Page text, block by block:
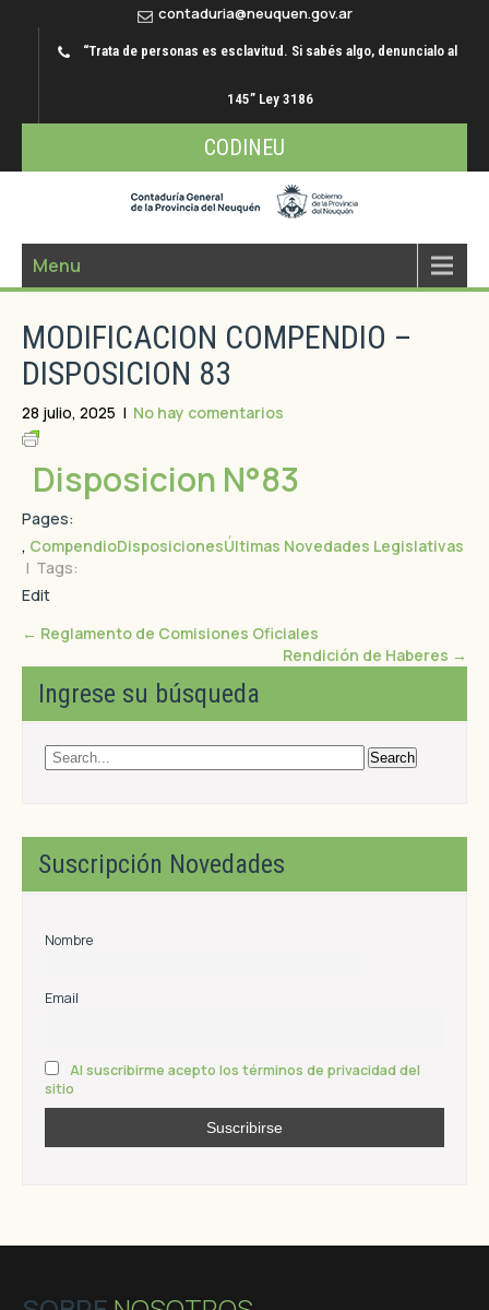
contaduria@neuquen.gov.ar
“Trata de personas es esclavitud. Si sabés algo, denuncialo al
145” Ley 3186
CODINEU
Menu
MODIFICACION COMPENDIO –
DISPOSICION 83
28 julio, 2025 | No hay comentarios
Disposicion N°83
Pages:
, CompendioDisposicionesÚltimas Novedades Legislativas
| Tags:
Edit
← Reglamento de Comisiones Oficiales
Rendición de Haberes →
Ingrese su búsqueda
Suscripción Novedades
Nombre
Email
Al suscribirme acepto los términos de privacidad del
sitio